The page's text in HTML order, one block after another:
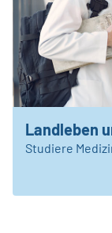
Landleben
Studiere